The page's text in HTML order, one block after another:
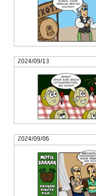
2024/09/13
2024/09/06